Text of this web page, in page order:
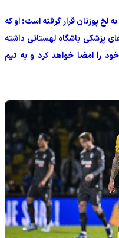
پوزنان قرار گرفته است؛ او که
باشگاه لهستانی داشته
خود را امضا خواهد کرد و به تیم